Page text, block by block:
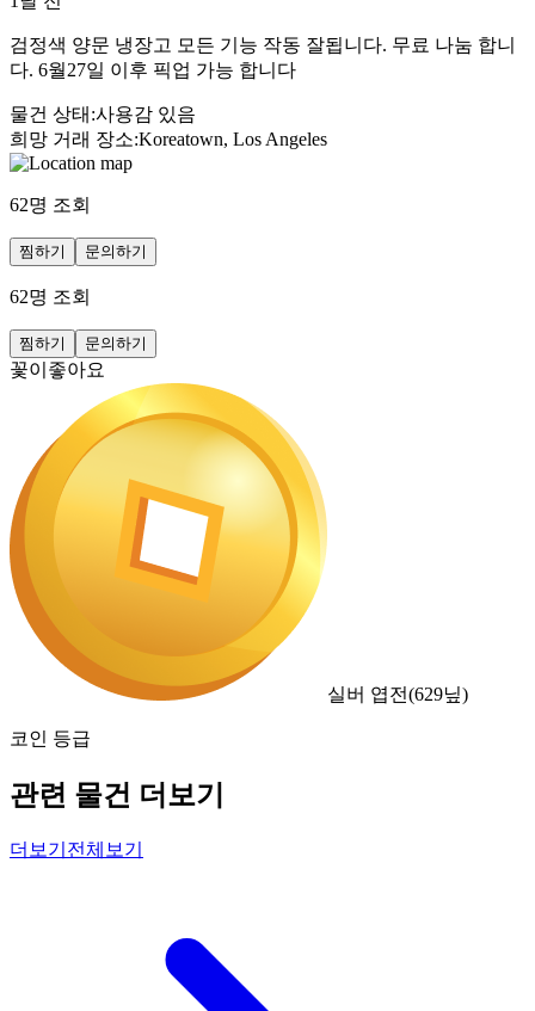
검정색 양문 냉장고 모든 기능 작동 잘됩니다. 무료 나눔 합니
다. 6월27일 이후 픽업 가능 합니다
물건 상태 :사용감 있음
희망 거래 장소:Koreatown, Los Angeles
62명 조회
찜하기 문의하기
62명 조회
찜하기 문의하기
꽃이좋아요
실버 엽전(629닢)
코인 등급
관련 물건 더보기
더보기 전체보기